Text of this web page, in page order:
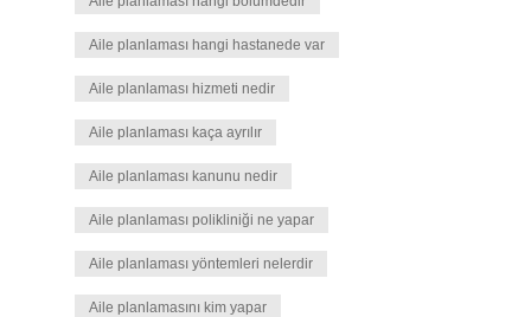
Aile planlaması hangi hastanede var
Aile planlaması hizmeti nedir
Aile planlaması kaça ayrılır
Aile planlaması kanunu nedir
Aile planlaması polikliniği ne yapar
Aile planlaması yöntemleri nelerdir
Aile planlamasını kim yapar